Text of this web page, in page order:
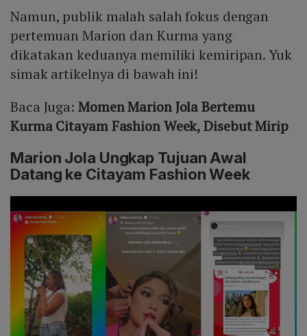
Namun, publik malah salah fokus dengan
pertemuan Marion dan Kurma yang
dikatakan keduanya memiliki kemiripan. Yuk
simak artikelnya di bawah ini!
Baca Juga: Momen Marion Jola Bertemu
Kurma Citayam Fashion Week, Disebut Mirip
Marion Jola Ungkap Tujuan Awal
Datang ke Citayam Fashion Week